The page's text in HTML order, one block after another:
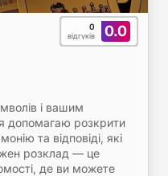
0.0
0
відгуків
і вашим
допомагаю розкрити
та відповіді, які
розклад — це
де ви можете